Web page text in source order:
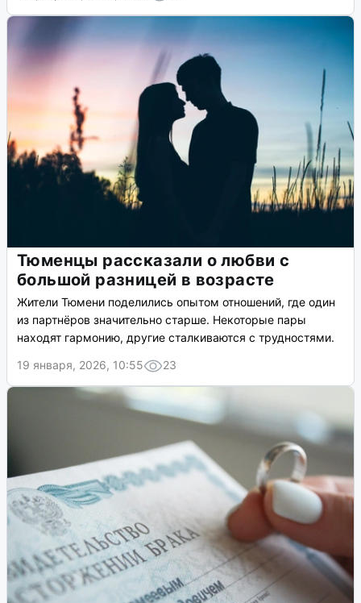
Тюменцы рассказали о любви с
большой разницей в возрасте
Жители Тюмени поделились опытом отношений, где один
из партнёров значительно старше. Некоторые пары
находят гармонию, другие сталкиваются с трудностями.
19 января, 2026, 10:55
23